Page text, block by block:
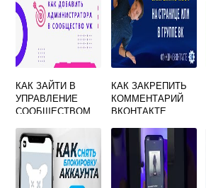
КАК ЗАЙТИ В
УПРАВЛЕНИЕ
СООБЩЕСТВОМ
КАК ЗАКРЕПИТЬ
КОММЕНТАРИЙ
ВКОНТАКТЕ